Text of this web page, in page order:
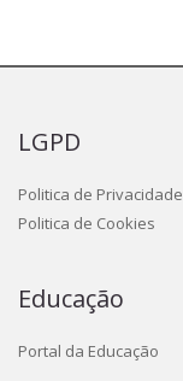
LGPD
Politica de Privacidade
Politica de Cookies
Educação
Portal da Educação